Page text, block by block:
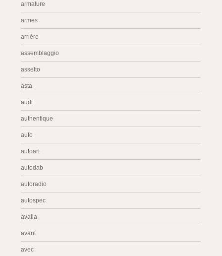
armature
armes
arrière
assemblaggio
assetto
asta
audi
authentique
auto
autoart
autodab
autoradio
autospec
avalia
avant
avec